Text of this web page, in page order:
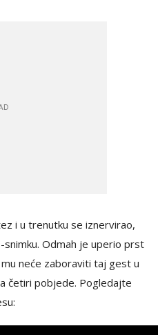
i u trenutku se iznervirao,
Odmah je uperio prst
neće zaboraviti taj gest u
četiri pobjede. Pogledajte